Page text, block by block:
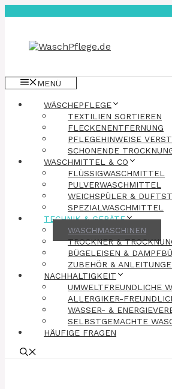
MENÜ
WÄSCHEPFLEGE
TEXTILIEN SORTIEREN
FLECKENENTFERNUNG
PFLEGEHINWEISE
SCHONENDE
WASCHMITTEL & CO
FLÜSSIGWASCHMITTEL
PULVERWASCHMITTEL
WEICHSPÜLER &
SPEZIALWASCHMITTEL
TECHNIK & GERÄTE
WASCHMASCHINEN
TROCKNER &
BÜGELEISEN &
ZUBEHÖR &
NACHHALTIGKEIT
UMWELTFREUNDLICHE
ALLERGIKER-
WASSER- &
SELBSTGEMACHTE
HÄUFIGE FRAGEN